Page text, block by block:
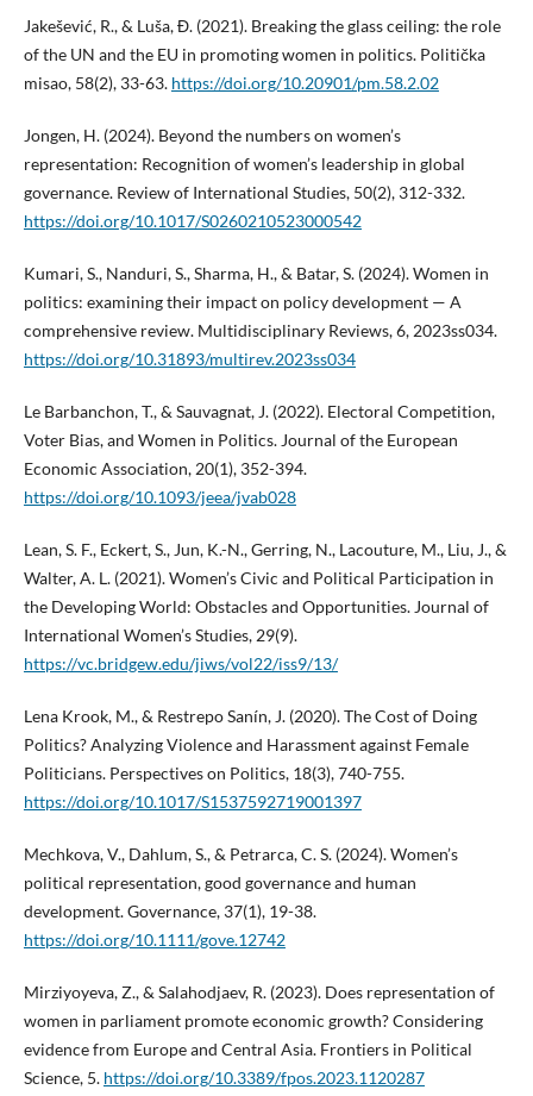
Jakešević, R., & Luša, Đ. (2021). Breaking the glass ceiling: the role
of the UN and the EU in promoting women in politics. Politička
misao, 58(2), 33-63. https://doi.org/10.20901/pm.58.2.02
Jongen, H. (2024). Beyond the numbers on women’s
representation: Recognition of women’s leadership in global
governance. Review of International Studies, 50(2), 312-332.
https://doi.org/10.1017/S0260210523000542
Kumari, S., Nanduri, S., Sharma, H., & Batar, S. (2024). Women in
politics: examining their impact on policy development — A
comprehensive review. Multidisciplinary Reviews, 6, 2023ss034.
https://doi.org/10.31893/multirev.2023ss034
Le Barbanchon, T., & Sauvagnat, J. (2022). Electoral Competition,
Voter Bias, and Women in Politics. Journal of the European
Economic Association, 20(1), 352-394.
https://doi.org/10.1093/jeea/jvab028
Lean, S. F., Eckert, S., Jun, K.-N., Gerring, N., Lacouture, M., Liu, J., &
Walter, A. L. (2021). Women’s Civic and Political Participation in
the Developing World: Obstacles and Opportunities. Journal of
International Women’s Studies, 29(9).
https://vc.bridgew.edu/jiws/vol22/iss9/13/
Lena Krook, M., & Restrepo Sanín, J. (2020). The Cost of Doing
Politics? Analyzing Violence and Harassment against Female
Politicians. Perspectives on Politics, 18(3), 740-755.
https://doi.org/10.1017/S1537592719001397
Mechkova, V., Dahlum, S., & Petrarca, C. S. (2024). Women’s
political representation, good governance and human
development. Governance, 37(1), 19-38.
https://doi.org/10.1111/gove.12742
Mirziyoyeva, Z., & Salahodjaev, R. (2023). Does representation of
women in parliament promote economic growth? Considering
evidence from Europe and Central Asia. Frontiers in Political
Science, 5. https://doi.org/10.3389/fpos.2023.1120287